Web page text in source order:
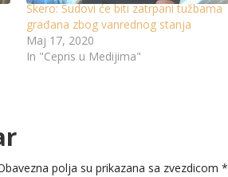
Škero: Sudovi će biti zatrpani tužbama
građana zbog vanrednog stanja
Maj 17, 2020
In "Cepris u Medijima"
polja su prikazana sa zvezdicom *